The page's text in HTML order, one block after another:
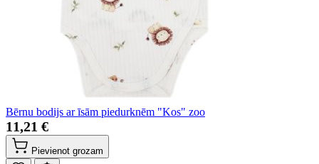
Bērnu bodijs ar īsām piedurknēm "Kos" zoo
11,21 €
Pievienot grozam